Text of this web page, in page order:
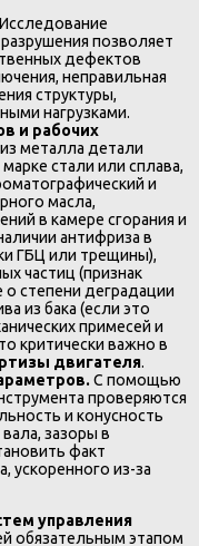
Исследование
позволяет
дефектов
неправильная
структуры,
нагрузками.
и рабочих
металла детали
стали или сплава,
и
масла,
в камере сгорания и
антифриза в
ГБЦ или трещины),
частиц (признак
о степени деградации
из бака (если это
примесей и
критически важно в
двигателя.
С помощью
проверяются
и конусность
зазоры в
факт
ускоренного из-за
управления
обязательным этапом